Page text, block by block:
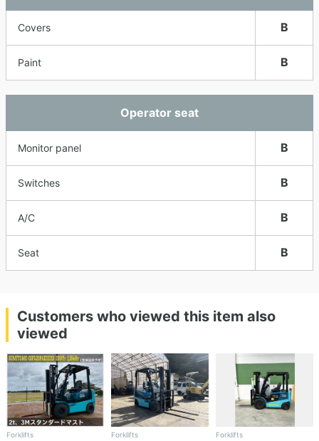
Covers B
Paint B
Operator seat
Monitor panel B
Switches B
A/C B
Seat B
Customers who viewed this item also
viewed
Forklifts Forklifts Forklifts